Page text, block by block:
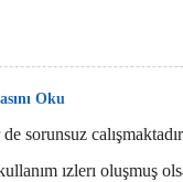
Oku
sorunsuz
ızlerı oluşmuş